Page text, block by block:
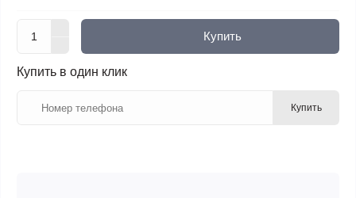
Купить
Купить в один клик
Купить